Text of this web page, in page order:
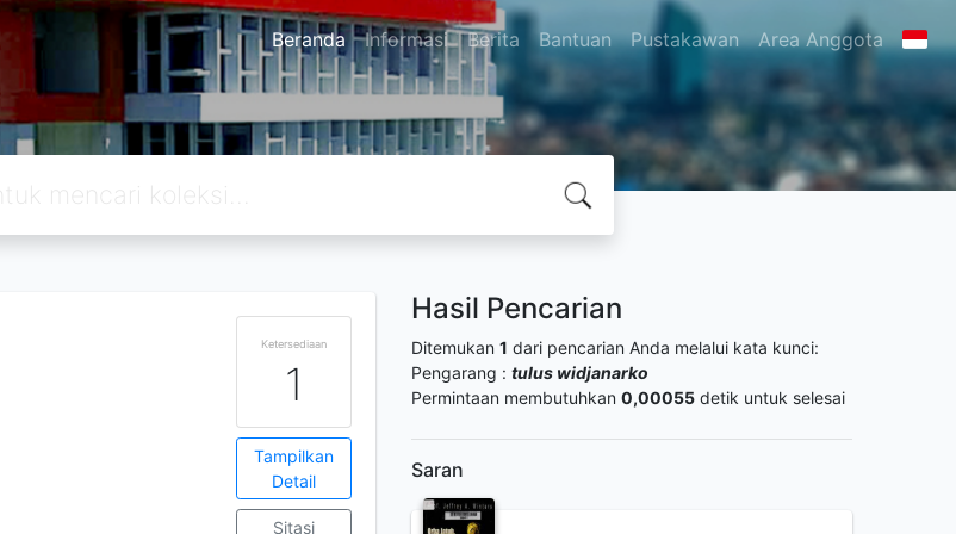
Beranda Informasi Berita Bantuan Pustakawan Area Anggota
Ketersediaan
1
Tampilkan
Detail
Sitasi
Hasil Pencarian
Ditemukan 1 dari pencarian Anda melalui kata kunci:
Pengarang : tulus widjanarko
Permintaan membutuhkan 0,00055 detik untuk selesai
Saran